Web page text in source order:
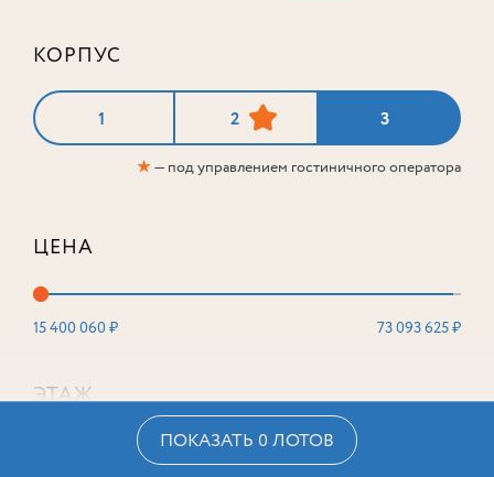
КОРПУС
1 2 3
★— под управлением гостиничного оператора
ЦЕНА
15 400 060 ₽ 73 093 625 ₽
ЭТАЖ
ПОКАЗАТЬ 0 ЛОТОВ